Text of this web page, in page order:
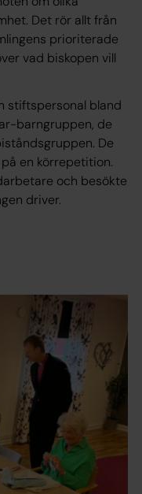
Det rör allt från
prioriterade
vad biskopen vill
stiftspersonal bland
barngruppen, de
De
en körrepetition.
och besökte
driver.